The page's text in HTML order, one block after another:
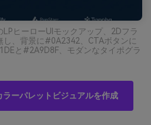
ヒーローUIモックアップ、2Dフラ
し、背景に#0A2342、CTAボタンに
と#2A9D8F、モダンなタイポグラ
ーパレットビジュアルを作成